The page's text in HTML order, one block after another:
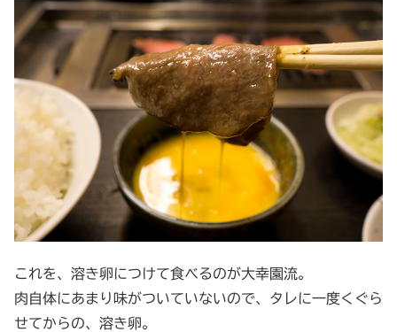
これを、溶き卵につけて食べるのが大幸園流。
肉自体にあまり味がついていないので、タレに一度くぐら
せてからの、溶き卵。